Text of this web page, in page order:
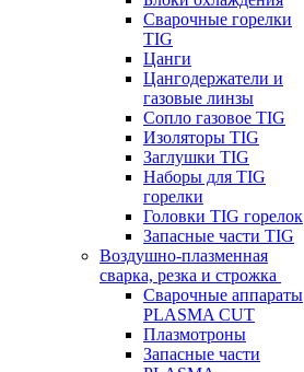
Сварочные горелки
TIG
Цанги
Цангодержатели и
газовые линзы
Сопло газовое TIG
Изоляторы TIG
Заглушки TIG
Наборы для TIG
горелки
Головки TIG горелок
Запасные части TIG
Воздушно-плазменная
сварка, резка и строжка
Сварочные аппараты
PLASMA CUT
Плазмотроны
Запасные части